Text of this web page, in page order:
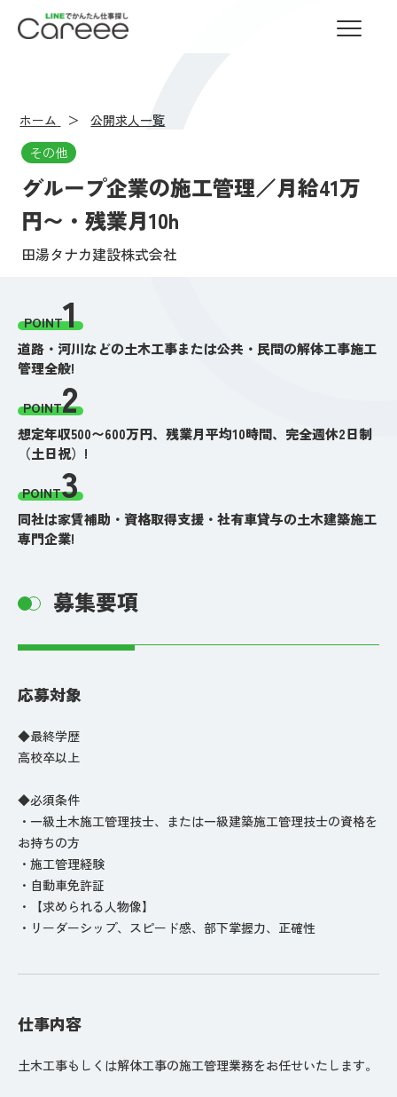
LINEでかんたん仕事探し Careee
ホーム
公開求人一覧
その他
グループ企業の施工管理／月給41万
円〜・残業月10h
田湯タナカ建設株式会社
POINT1
道路・河川などの土木工事または公共・民間の解体工事施工
管理全般!
POINT2
想定年収500〜600万円、残業月平均10時間、完全週休2日制
（土日祝）!
POINT3
同社は家賃補助・資格取得支援・社有車貸与の土木建築施工
専門企業!
募集要項
応募対象
◆最終学歴
高校卒以上
◆必須条件
・一級土木施工管理技士、または一級建築施工管理技士の資格を
お持ちの方
・施工管理経験
・自動車免許証
・【求められる人物像】
・リーダーシップ、スピード感、部下掌握力、正確性
仕事内容
土木工事もしくは解体工事の施工管理業務をお任せいたします。